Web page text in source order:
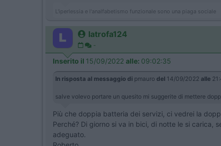
L'iperlessia e l'analfabetismo funzionale sono una piaga sociale
latrofa124
-
Inserito il 15/09/2022 alle: 09:02:35
In risposta al messaggio di pmauro del 14/09/2022 alle
salve volevo portare un quesito mi suggerite di mettere
Più che doppia batteria dei servizi, ci vedrei la
Perché? Di giorno si va in bici, di notte le si carica,
adeguato.